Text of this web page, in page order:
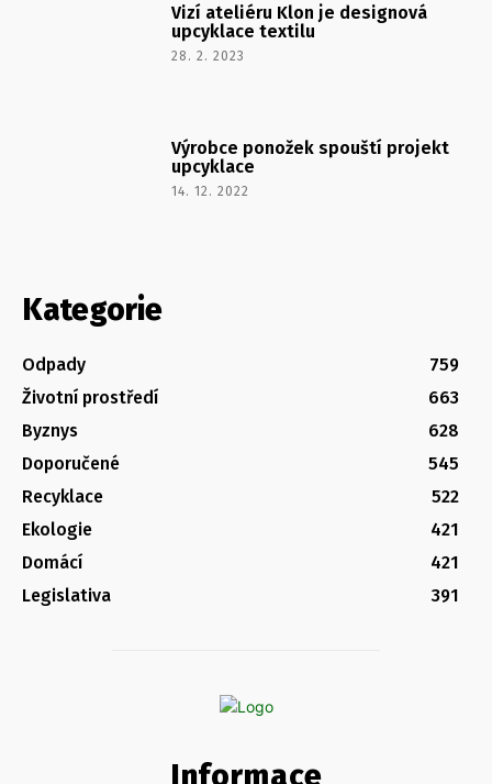
Vizí ateliéru Klon je designová
upcyklace textilu
28. 2. 2023
Výrobce ponožek spouští projekt
upcyklace
14. 12. 2022
Kategorie
Odpady
759
Životní prostředí
663
Byznys
628
Doporučené
545
Recyklace
522
Ekologie
421
Domácí
421
Legislativa
391
Informace